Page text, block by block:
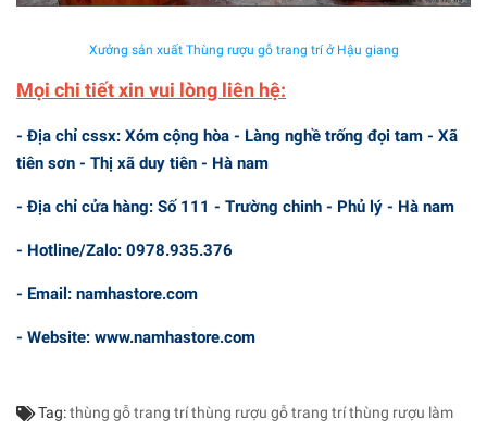
Xưởng sản xuất Thùng rượu gỗ trang trí ở Hậu giang
Mọi chi tiết xin vui lòng liên hệ:
- Địa chỉ cssx: Xóm cộng hòa - Làng nghề trống đọi tam - Xã
tiên sơn - Thị xã duy tiên - Hà nam
- Địa chỉ cửa hàng: Số 111 - Trường chinh - Phủ lý - Hà nam
- Hotline/Zalo: 0978.935.376
- Email: namhastore.com
- Website: www.namhastore.com
Tag:thùng gỗ trang tríthùng rượu gỗ trang tríthùng rượu làm